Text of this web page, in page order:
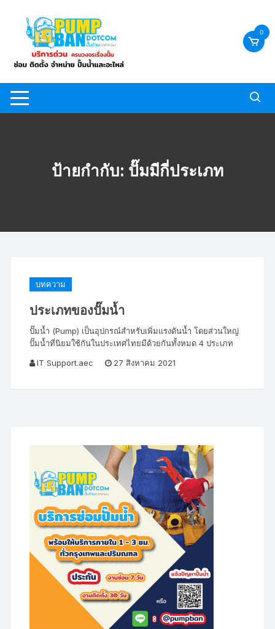
content
0
ป้ายกำกับ: ปั๊มมีกี่ประเภท
บทความ
ประเภทของปั๊มน้ำ
ปั๊มน้ำ (Pump) เป็นอุปกรณ์สำหรับเพิ่มแรงดันน้ำ โดยส่วนใหญ่
ปั๊มน้ำที่นิยมใช้กันในประเทศไทยมีด้วยกันทั้งหมด 4 ประเภท
IT Support.aec
27 สิงหาคม 2021